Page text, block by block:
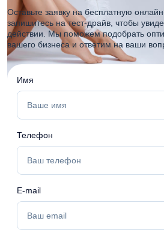
Гарантия на манипулу
12 месяцев
Гарантия на аппарат
12 месяцев
Габариты аппарата
66х44х47 cm
Вес нетто
Вес брутто
Оставьте заявку на бесплатную
запишитесь на тест-драйв, чтобы
действии. Мы поможем подобрать
вашего бизнеса и ответим на ваши
Имя
Телефон
E-mail